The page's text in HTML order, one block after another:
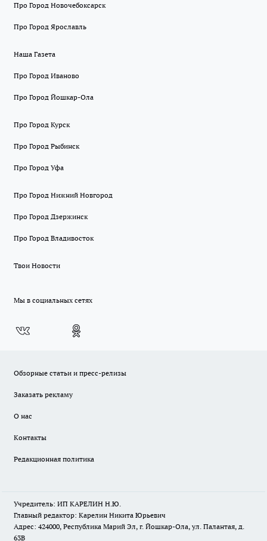
Про Город Новочебоксарск
Про Город Ярославль
Наша Газета
Про Город Иваново
Про Город Йошкар-Ола
Про Город Курск
Про Город Рыбинск
Про Город Уфа
Про Город Нижний Новгород
Про Город Дзержинск
Про Город Владивосток
Твои Новости
Мы в социальных сетях
Обзорные статьи и пресс-релизы
Заказать рекламу
О нас
Контакты
Редакционная политика
Учредитель: ИП КАРЕЛИН Н.Ю.
Главный редактор: Карелин Никита Юрьевич
Адрес: 424000, Республика Марий Эл, г. Йошкар-Ола, ул. Палантая, д.
63В